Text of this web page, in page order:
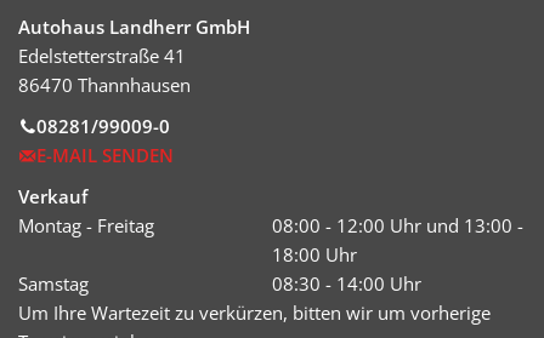
Autohaus Landherr GmbH
Edelstetterstraße 41
86470 Thannhausen
08281/99009-0
E-MAIL SENDEN
Verkauf
Montag - Freitag
08:00 - 12:00 Uhr und 13:00 -
18:00 Uhr
Samstag
08:30 - 14:00 Uhr
Um Ihre Wartezeit zu verkürzen, bitten wir um vorherige